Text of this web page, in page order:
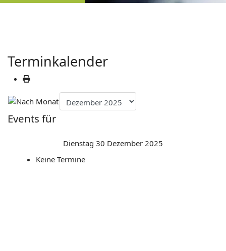
Terminkalender
Events für
Dienstag 30 Dezember 2025
Keine Termine